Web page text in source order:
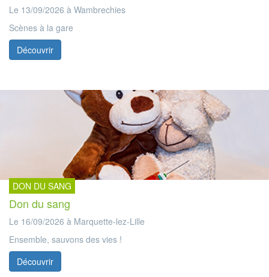
Le 13/09/2026 à Wambrechies
Scènes à la gare
Découvrir
DON DU SANG
Don du sang
Le 16/09/2026 à Marquette-lez-Lille
Ensemble, sauvons des vies !
Découvrir